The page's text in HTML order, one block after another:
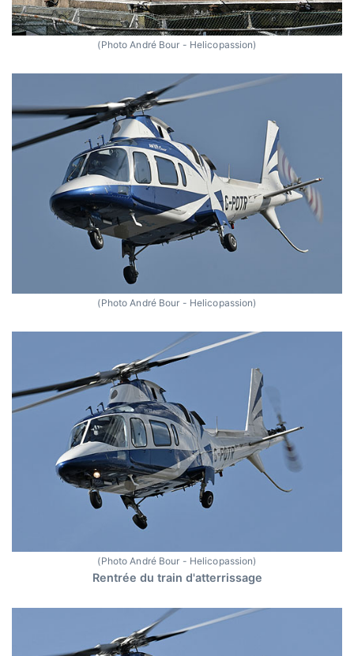
(Photo André Bour - Helicopassion)
(Photo André Bour - Helicopassion)
(Photo André Bour - Helicopassion)
Rentrée du train d'atterrissage